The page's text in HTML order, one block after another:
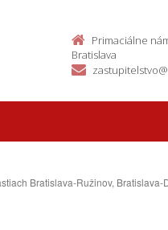
Primaciálne
Bratislava
Bratislava-Ružinov, Bratislava-